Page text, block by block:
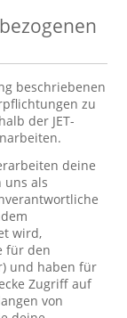
beschriebenen
zu
der JET-
deine
uns als
wird,
für den
und haben für
Zugriff auf
von